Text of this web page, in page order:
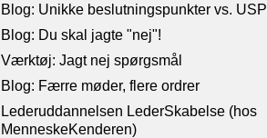
Blog: Unikke beslutningspunkter vs. USP
Blog: Du skal jagte "nej"!
Værktøj: Jagt nej spørgsmål
Blog: Færre møder, flere ordrer
Lederuddannelsen LederSkabelse (hos
MenneskeKenderen)